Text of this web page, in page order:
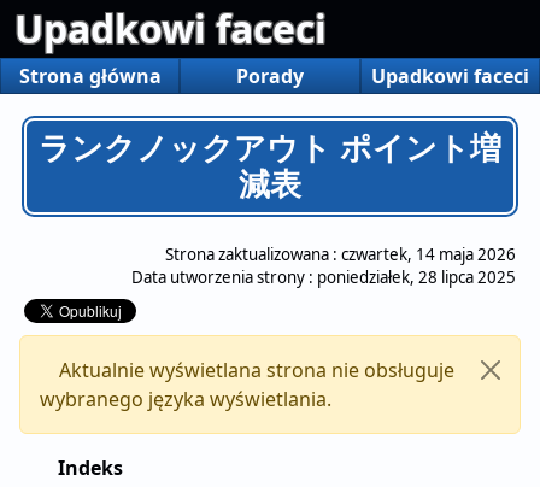
Upadkowi faceci
Strona główna Porady Upadkowi faceci
ランクノックアウト ポイント増
減表
Strona zaktualizowana : czwartek, 14 maja 2026
Data utworzenia strony : poniedziałek, 28 lipca 2025
Aktualnie wyświetlana strona nie obsługuje
wybranego języka wyświetlania.
Indeks